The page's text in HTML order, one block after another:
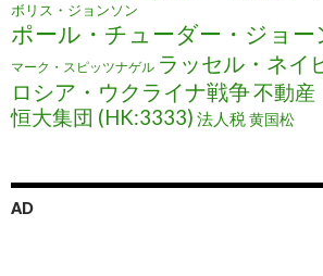
ボリス・ジョンソン
ポール・チューダー・ジョー
マーク・スピッツナゲル ラッセル・ネイ
ロシア・ウクライナ戦争不動産
恒大集団 (HK:3333) 法人税黄国松
AD